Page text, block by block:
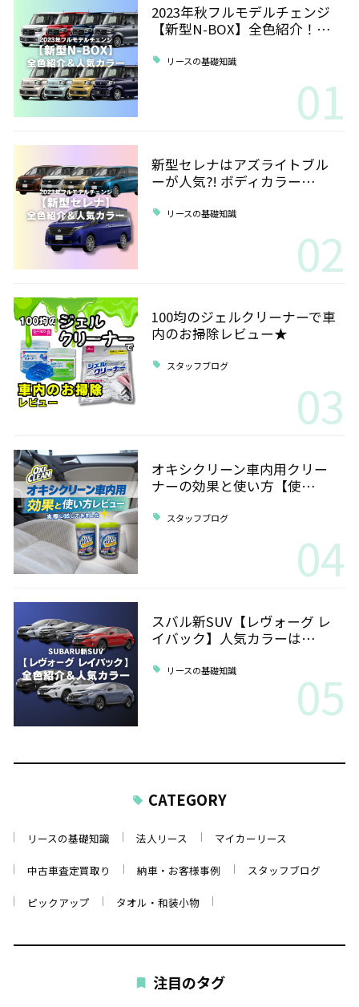
2023年秋フルモデルチェンジ
【新型N-BOX】全色紹介！…
リースの基礎知識
01
新型セレナはアズライトブル
ーが人気?! ボディカラー…
リースの基礎知識
02
100均のジェルクリーナーで車
内のお掃除レビュー★
スタッフブログ
03
オキシクリーン車内用クリー
ナーの効果と使い方【使…
スタッフブログ
04
スバル新SUV【レヴォーグ レ
イバック】人気カラーは…
リースの基礎知識 05
CATEGORY
リースの基礎知識 法人リース マイカーリース
中古車査定買取り 納車・お客様事例 スタッフブログ
ピックアップ タオル・和装小物
注目のタグ